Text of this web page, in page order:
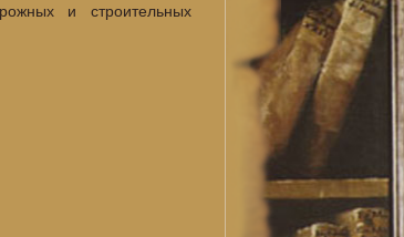
и строительных